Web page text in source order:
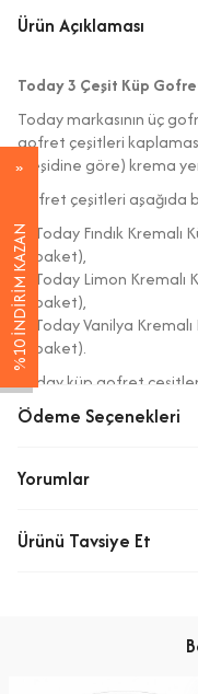
%10 İNDİRİM KAZAN
Ürün Açıklaması
Today 3 Çeşit Küp
Today markasının üç
gofret çeşitleri
(çeşidine göre) krema
Gofret çeşitleri aşağıda
Today Fındık
paket),
Today Limon
paket),
Today Vanilya
paket).
Today küp gofret
sunulmaktadır.
İçindekiler:
(fındık), tuz, aroma
Bitkisel Yağ (Palm),
verici (Seluloz Tozu),
Ödeme Seçenekleri
Yorumlar
Ürünü Tavsiye Et